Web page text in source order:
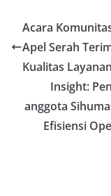
Acara
Apel Serah
Kualitas
Insight:
anggota
Efisiensi